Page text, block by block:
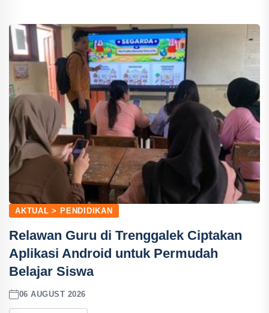
AKTUAL > PENDIDIKAN
Relawan Guru di Trenggalek Ciptakan
Aplikasi Android untuk Permudah
Belajar Siswa
06 AUGUST 2026